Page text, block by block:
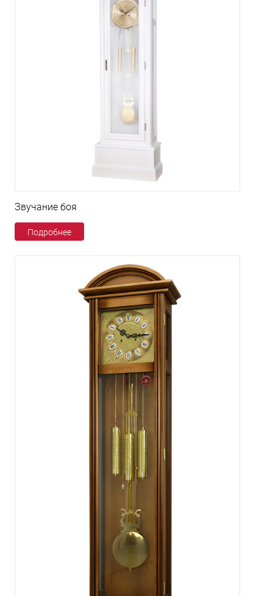
Звучание боя
Подробнее